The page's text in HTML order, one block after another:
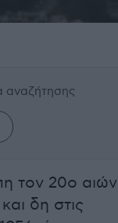
αναζήτησης
τον 20ο
δη στις